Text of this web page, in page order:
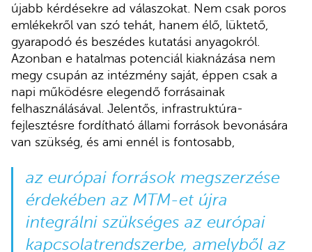
újabb kérdésekre ad válaszokat. Nem csak poros
emlékekről van szó tehát, hanem élő, lüktető,
gyarapodó és beszédes kutatási anyagokról.
Azonban e hatalmas potenciál kiaknázása nem
megy csupán az intézmény saját, éppen csak a
napi működésre elegendő forrásainak
felhasználásával. Jelentős, infrastruktúra-
fejlesztésre fordítható állami források bevonására
van szükség, és ami ennél is fontosabb,
az európai források megszerzése
érdekében az MTM-et újra
integrálni szükséges az európai
kapcsolatrendszerbe, amelyből az